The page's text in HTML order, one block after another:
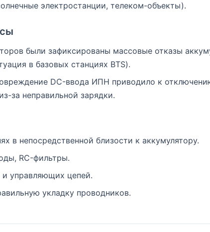
электростанции, телеком-объекты).
были зафиксированы массовые отказы
в базовых станциях BTS).
DC-ввода ИПН приводило к
за неправильной зарядки.
в непосредственной близости к аккумулятору.
RC-фильтры.
и управляющих цепей.
укладку проводников.